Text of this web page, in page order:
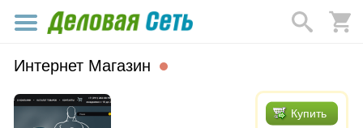
Интернет Магазин
Купить